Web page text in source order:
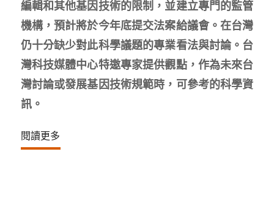
編輯和其他基因技術的限制，並建立專門的監管
機構，預計將於今年底提交法案給議會。在台灣
仍十分缺少對此科學議題的專業看法與討論。台
灣科技媒體中心特邀專家提供觀點，作為未來台
灣討論或發展基因技術規範時，可參考的科學資
訊。
閱讀更多